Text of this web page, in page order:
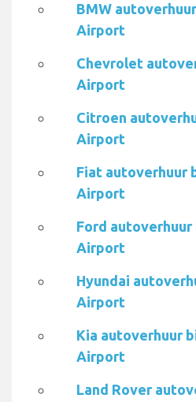
BMW
Airport
Chevrolet
Airport
Citroen
Airport
Fiat autoverhuur
Airport
Ford
Airport
Hyundai
Airport
Kia autoverhuur
Airport
Land Rover